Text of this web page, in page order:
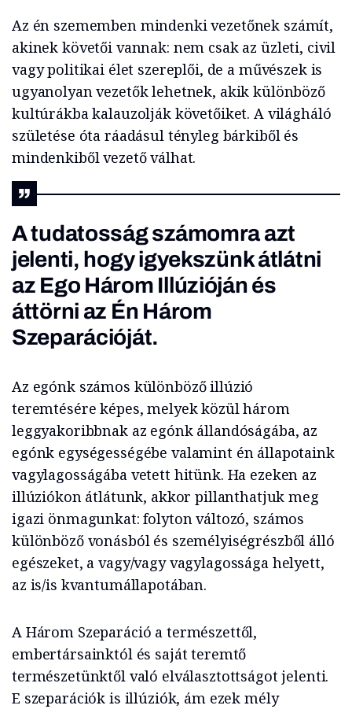
Az én szememben mindenki vezetőnek számít,
akinek követői vannak: nem csak az üzleti, civil
vagy politikai élet szereplői, de a művészek is
ugyanolyan vezetők lehetnek, akik különböző
kultúrákba kalauzolják követőiket. A világháló
születése óta ráadásul tényleg bárkiből és
mindenkiből vezető válhat.
A tudatosság számomra azt
jelenti, hogy igyekszünk átlátni
az Ego Három Illúzióján és
áttörni az Én Három
Szeparációját.
Az egónk számos különböző illúzió
teremtésére képes, melyek közül három
leggyakoribbnak az egónk állandóságába, az
egónk egységességébe valamint én állapotaink
vagylagosságába vetett hitünk. Ha ezeken az
illúziókon átlátunk, akkor pillanthatjuk meg
igazi önmagunkat: folyton változó, számos
különböző vonásból és személyiségrészből álló
egészeket, a vagy/vagy vagylagossága helyett,
az is/is kvantumállapotában.
A Három Szeparáció a természettől,
embertársainktól és saját teremtő
természetünktől való elválasztottságot jelenti.
E szeparációk is illúziók, ám ezek mély